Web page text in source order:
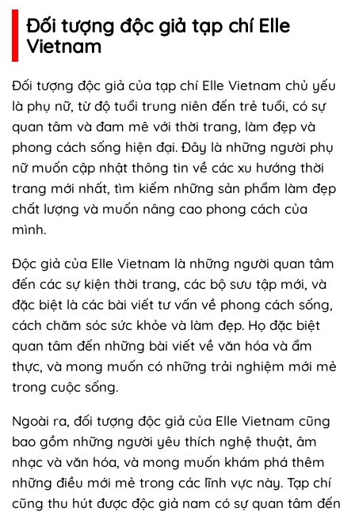
Đối tượng độc giả tạp chí Elle
Vietnam
Đối tượng độc giả của tạp chí Elle Vietnam chủ yếu
là phụ nữ, từ độ tuổi trung niên đến trẻ tuổi, có sự
quan tâm và đam mê với thời trang, làm đẹp và
phong cách sống hiện đại. Đây là những người phụ
nữ muốn cập nhật thông tin về các xu hướng thời
trang mới nhất, tìm kiếm những sản phẩm làm đẹp
chất lượng và muốn nâng cao phong cách của
mình.
Độc giả của Elle Vietnam là những người quan tâm
đến các sự kiện thời trang, các bộ sưu tập mới, và
đặc biệt là các bài viết tư vấn về phong cách sống,
cách chăm sóc sức khỏe và làm đẹp. Họ đặc biệt
quan tâm đến những bài viết về văn hóa và ẩm
thực, và mong muốn có những trải nghiệm mới mẻ
trong cuộc sống.
Ngoài ra, đối tượng độc giả của Elle Vietnam cũng
bao gồm những người yêu thích nghệ thuật, âm
nhạc và văn hóa, và mong muốn khám phá thêm
những điều mới mẻ trong các lĩnh vực này. Tạp chí
cũng thu hút được độc giả nam có sự quan tâm đến